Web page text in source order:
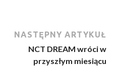
NASTĘPNY ARTYKUŁ
NCT DREAM wróci w
przyszłym miesiącu